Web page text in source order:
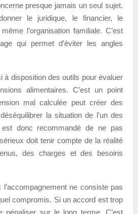
presque jamais un seul sujet.
le juridique, le financier, le
l’organisation familiale. C’est
qui permet d’éviter les angles
à disposition des outils pour évaluer
alimentaires. C’est un point
mal calculée peut créer des
la situation de l’un des
donc recommandé de ne pas
doit tenir compte de la réalité
des charges et des besoins
ne consiste pas
compromis. Si un accord est trop
pénaliser sur le long terme. C’est